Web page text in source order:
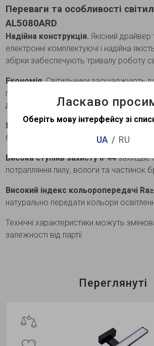
Переваги та особливості
AL5080ARD
Надійна конструкція. Якісний драйвер
електронні комплектуючі і надійна
збірки забеспечують тривалу роботу
Економія.Світильники заощаджують до
порівнянні з моделями які
джерела світла
Якісне світло.Світильник миттєво
без мерехтіння та пульсації
Висока ступінь захисту IP44захищає
потрапляння пилу, вологи та частинок
Високий індекс кольоропередачі
натурально передати кольори
Технічні характеристики можуть
залежності від партії
Переглянуті
Ласкаво
Оберіть мову інтерфейсу зі
UA RU